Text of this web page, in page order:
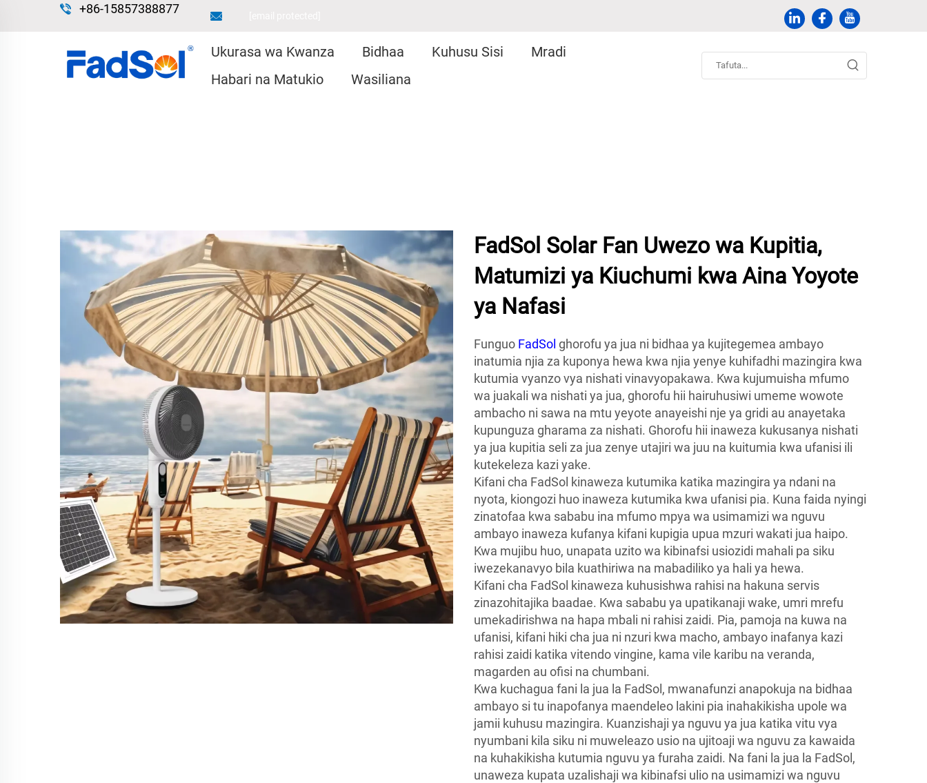
+86-15857388877
Ukurasa wa Kwanza Bidhaa Kuhusu Sisi
Mradi
Habari na Matukio
Wasiliana
FadSol Solar Fan Uwezo wa Kupitia,
Matumizi ya Kiuchumi kwa Aina Yoyote
ya Nafasi
Funguo FadSol ghorofu ya jua ni bidhaa ya kujitegemea ambayo
inatumia njia za kuponya hewa kwa njia yenye kuhifadhi mazingira kwa
kutumia vyanzo vya nishati vinavyopakawa. Kwa kujumuisha mfumo
wa juakali wa nishati ya jua, ghorofu hii hairuhusiwi umeme wowote
ambacho ni sawa na mtu yeyote anayeishi nje ya gridi au anayetaka
kupunguza gharama za nishati. Ghorofu hii inaweza kukusanya nishati
ya jua kupitia seli za jua zenye utajiri wa juu na kuitumia kwa ufanisi ili
kutekeleza kazi yake.
Kifani cha FadSol kinaweza kutumika katika mazingira ya ndani na
nyota, kiongozi huo inaweza kutumika kwa ufanisi pia. Kuna faida nyingi
zinatofaa kwa sababu ina mfumo mpya wa usimamizi wa nguvu
ambayo inaweza kufanya kifani kupigia upua mzuri wakati jua haipo.
Kwa mujibu huo, unapata uzito wa kibinafsi usiozidi mahali pa siku
iwezekanavyo bila kuathiriwa na mabadiliko ya hali ya hewa.
Kifani cha FadSol kinaweza kuhusishwa rahisi na hakuna servis
zinazohitajika baadae. Kwa sababu ya upatikanaji wake, umri mrefu
umekadirishwa na hapa mbali ni rahisi zaidi. Pia, pamoja na kuwa na
ufanisi, kifani hiki cha jua ni nzuri kwa macho, ambayo inafanya kazi
rahisi zaidi katika vitendo vingine, kama vile karibu na veranda,
magarden au ofisi na chumbani.
Kwa kuchagua fani la jua la FadSol, mwanafunzi anapokuja na bidhaa
ambayo si tu inapofanya maendeleo lakini pia inahakikisha upole wa
jamii kuhusu mazingira. Kuanzishaji ya nguvu ya jua katika vitu vya
nyumbani kila siku ni muweleazo usio na ujitoaji wa nguvu za kawaida
na kuhakikisha kutumia nguvu ya furaha zaidi. Na fani la jua la FadSol,
unaweza kupata uzalishaji wa kibinafsi ulio na usimamizi wa nguvu